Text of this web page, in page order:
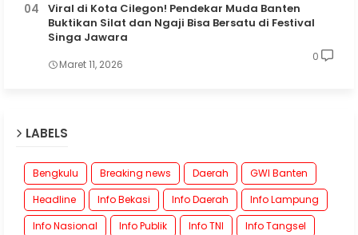
Viral di Kota Cilegon! Pendekar Muda Banten
Buktikan Silat dan Ngaji Bisa Bersatu di Festival
Singa Jawara
Maret 11, 2026
0
LABELS
Bengkulu Breaking news Daerah
GWI Banten
Headline
Info Bekasi Info Daerah
Info Lampung
Info Nasional
Info Publik Info TNI
Info Tangsel